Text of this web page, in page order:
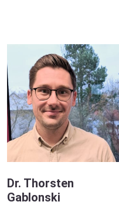
Dr. Thorsten
Gablonski